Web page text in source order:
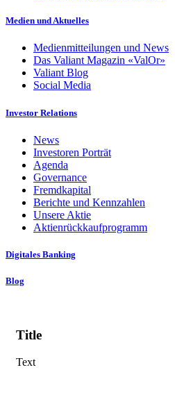
Medien und Aktuelles
Medienmitteilungen und News
Das Valiant Magazin «ValOr»
Valiant Blog
Social Media
Investor Relations
News
Investoren Porträt
Agenda
Governance
Fremdkapital
Berichte und Kennzahlen
Unsere Aktie
Aktienrückkaufprogramm
Digitales Banking
Blog
Title
Text